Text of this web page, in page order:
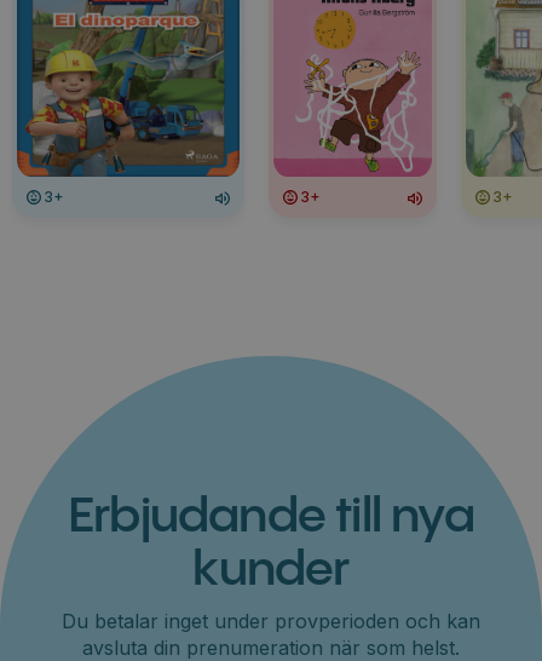
3+ 3+ 3+
Erbjudande till nya
kunder
Du betalar inget under provperioden och kan
avsluta din prenumeration när som helst.